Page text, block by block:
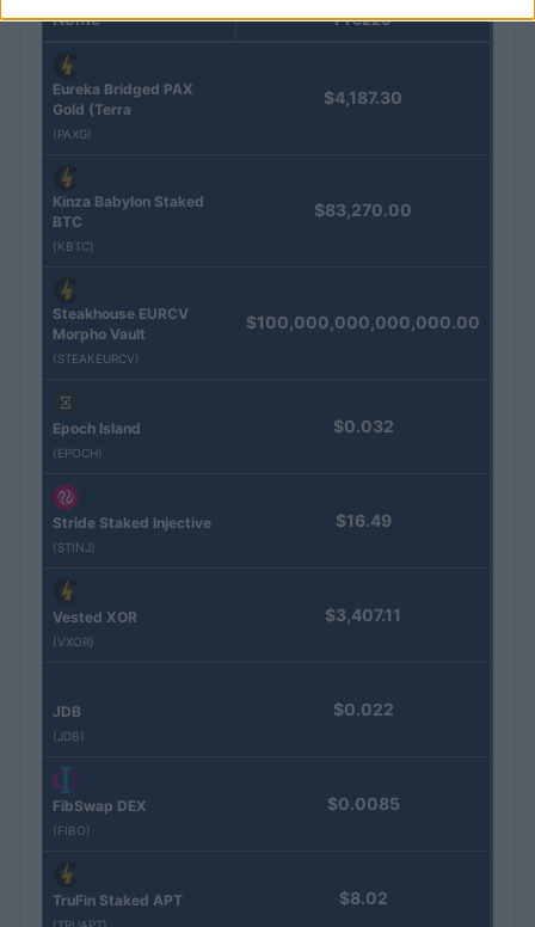
Nome Prezzo
Eureka Bridged PAX
Gold (Terra
(PAXG)
$4,187.30
Kinza Babylon Staked
BTC
(KBTC)
$83,270.00
Steakhouse EURCV
Morpho Vault
(STEAKEURCV)
$100,000,000,000,000.00
Epoch Island
(EPOCH)
$0.032
Stride Staked Injective
(STINJ)
$16.49
Vested XOR
(VXOR)
$3,407.11
JDB
(JDB)
$0.022
FibSwap DEX
(FIBO)
$0.0085
TruFin Staked APT $8.02